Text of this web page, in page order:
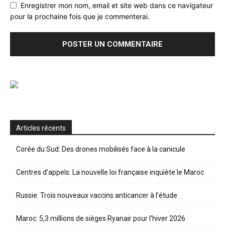
Enregistrer mon nom, email et site web dans ce navigateur
pour la prochaine fois que je commenterai.
Articles récents
Corée du Sud: Des drones mobilisés face à la canicule
Centres d’appels: La nouvelle loi française inquiète le Maroc
Russie: Trois nouveaux vaccins anticancer à l’étude
Maroc: 5,3 millions de sièges Ryanair pour l’hiver 2026